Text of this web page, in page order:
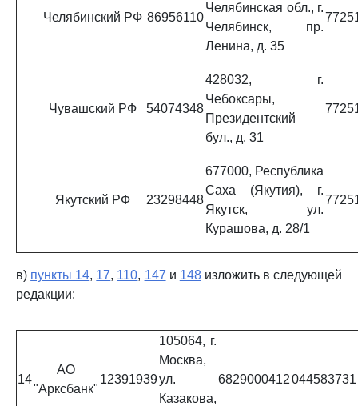
Челябинский РФ 86956110
Челябинская обл., г.
Челябинск, пр.
Ленина, д. 35
Чувашский РФ 54074348
428032, г.
Чебоксары,
Президентский
бул., д. 31
Якутский РФ 23298448
677000, Республика
Саха (Якутия), г.
Якутск, ул.
Курашова, д. 28/1
в) пункты 14, 17, 110, 147 и 148изложить в следующей
редакции:
14
АО
"Арксбанк"
12391939
105064, г.
Москва,
ул.
Казакова,
6829000412044583731